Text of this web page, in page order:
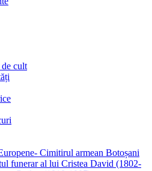
cult
Cimitirul armean Botoșani
funerar al lui Cristea David (1802-